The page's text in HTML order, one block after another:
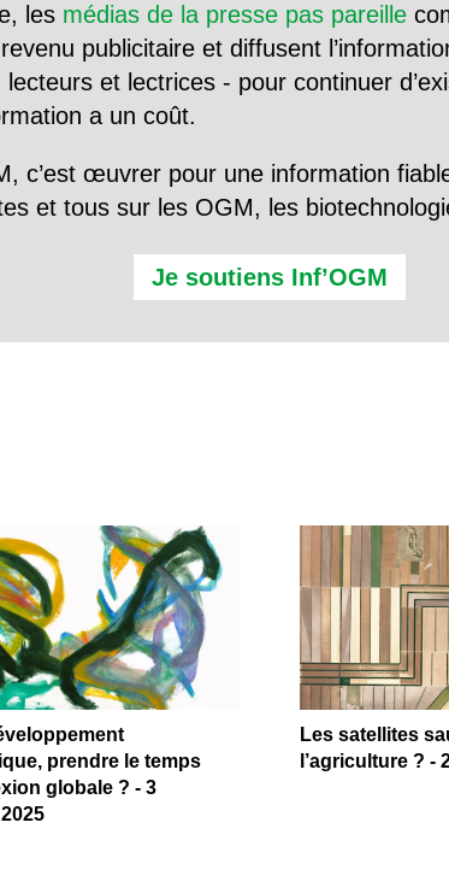
les médias de la presse pas pareille
publicitaire et diffusent
lecteurs et lectrices - pour continuer
a un coût.
c’est œuvrer pour une information
et tous sur les OGM, les
Je soutiens Inf’OGM
prendre le temps
globale ? - 3
Les satellites
l’agriculture ? -